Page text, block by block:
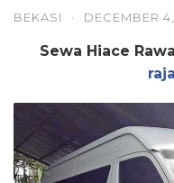
BEKASI · DECEMBER
Sewa Hiace